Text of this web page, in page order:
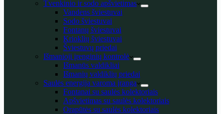
Tvenkinio ir sodo apšvietimas
Vandens šviestuvai
Sodo šviestuvai
Fontanų šviestuvai
Krioklių šviestuvai
Šviestuvų priedai
Išmanioji įrenginių kontrolė
Išmanūs valdikliai
Išmanių valdiklių priedai
Saulės energija varoma įranga
Fontanai su saulės kolektoriais
Apšvietimas su saulės kolektoriais
Orapūtės su saulės kolektoriais